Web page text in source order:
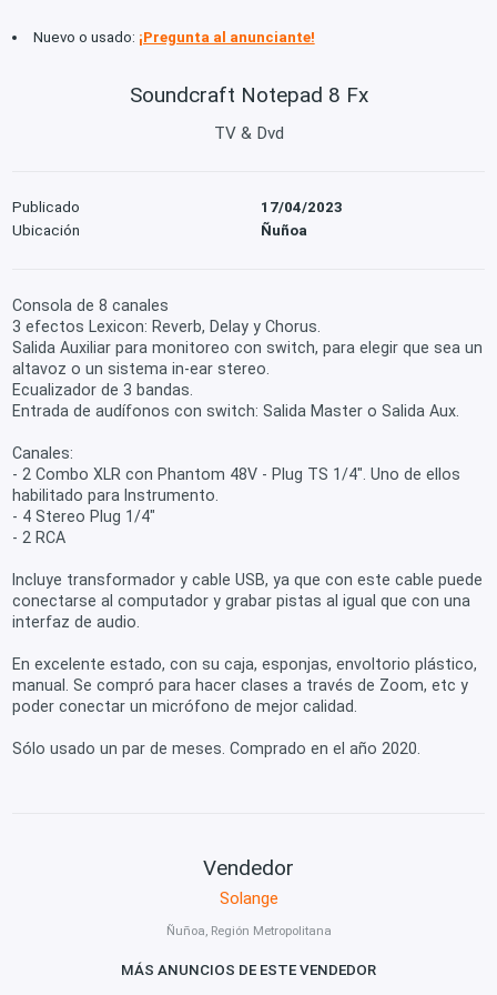
Nuevo o usado: ¡Pregunta al anunciante!
Soundcraft Notepad 8 Fx
TV & Dvd
Publicado
17/04/2023
Ubicación
Ñuñoa
Consola de 8 canales
3 efectos Lexicon: Reverb, Delay y Chorus.
Salida Auxiliar para monitoreo con switch, para elegir que sea un
altavoz o un sistema in-ear stereo.
Ecualizador de 3 bandas.
Entrada de audífonos con switch: Salida Master o Salida Aux.
Canales:
- 2 Combo XLR con Phantom 48V - Plug TS 1/4". Uno de ellos
habilitado para Instrumento.
- 4 Stereo Plug 1/4"
- 2 RCA
Incluye transformador y cable USB, ya que con este cable puede
conectarse al computador y grabar pistas al igual que con una
interfaz de audio.
En excelente estado, con su caja, esponjas, envoltorio plástico,
manual. Se compró para hacer clases a través de Zoom, etc y
poder conectar un micrófono de mejor calidad.
Sólo usado un par de meses. Comprado en el año 2020.
Vendedor
Solange
Ñuñoa, Región Metropolitana
MÁS ANUNCIOS DE ESTE VENDEDOR